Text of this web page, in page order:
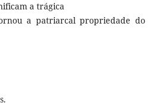
a trágica
a patriarcal propriedade do